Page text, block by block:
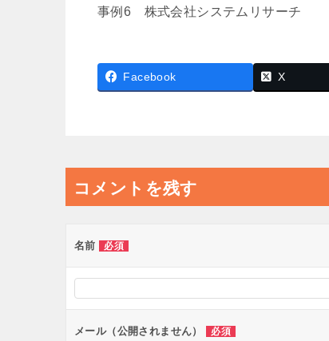
事例6 株式会社システムリサーチ
Facebook X
コメントを残す
名前 必須
メール（公開されません） 必須